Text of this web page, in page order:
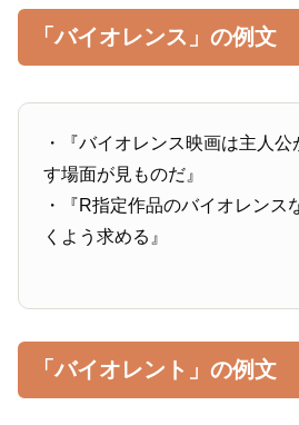
「バイオレンス」の例文
・『バイオレンス映画は主人
す場面が見ものだ』
・『R指定作品のバイオレンス
くよう求める』
「バイオレント」の例文